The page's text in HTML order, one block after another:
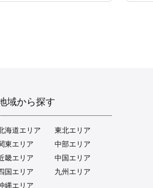
域から探す
海道エリア
東北エリア
東エリア
中部エリア
畿エリア
中国エリア
国エリア
九州エリア
縄エリア